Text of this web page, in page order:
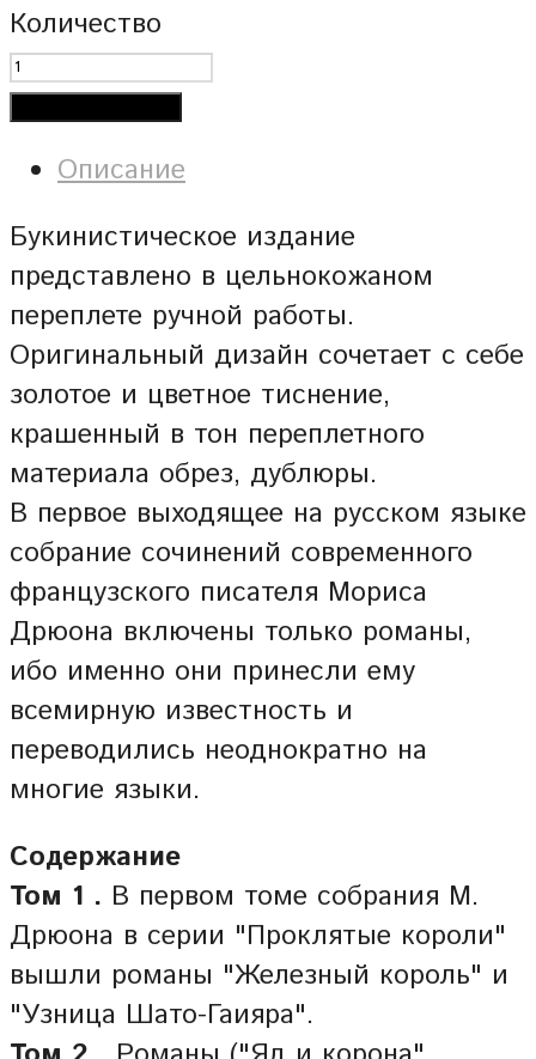
Количество
Описание
Букинистическое издание
представлено в цельнокожаном
переплете ручной работы.
Оригинальный дизайн сочетает с себе
золотое и цветное тиснение,
крашенный в тон переплетного
материала обрез, дублюры.
В первое выходящее на русском языке
собрание сочинений современного
французского писателя Мориса
Дрюона включены только романы,
ибо именно они принесли ему
всемирную известность и
переводились неоднократно на
многие языки.
Содержание
Том 1 . В первом томе собрания М.
Дрюона в серии "Проклятые короли"
вышли романы "Железный король" и
"Узница Шато-Гаияра".